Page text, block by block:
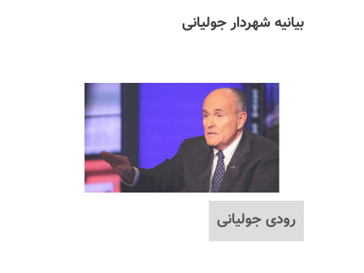
بیانیه شهردار جولیانی
رودی جولیانی